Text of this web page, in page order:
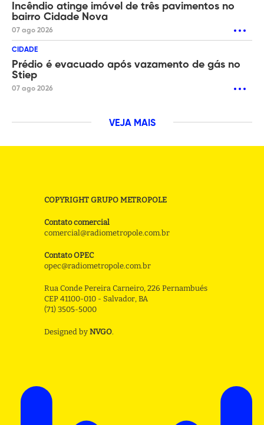
Incêndio atinge imóvel de três pavimentos no
bairro Cidade Nova
07 ago 2026
CIDADE
Prédio é evacuado após vazamento de gás no
Stiep
07 ago 2026
VEJA MAIS
COPYRIGHT GRUPO METROPOLE
Contato comercial
comercial@radiometropole.com.br
Contato OPEC
opec@radiometropole.com.br
Rua Conde Pereira Carneiro, 226 Pernambués
CEP 41100-010 - Salvador, BA
(71) 3505-5000
Designed by NVGO.